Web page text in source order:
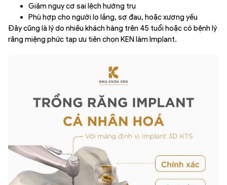
Giảm nguy cơ sai lệch hướng trụ
Phù hợp cho người lo lắng, sợ đau, hoặc xương yếu
Đây cũng là lý do nhiều khách hàng trên 45 tuổi hoặc có bệnh lý
răng miệng phức tạp ưu tiên chọn KEN làm Implant.